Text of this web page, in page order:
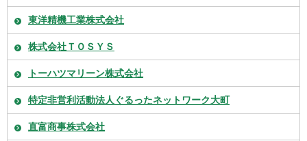
東洋精機工業株式会社
株式会社ＴＯＳＹＳ
トーハツマリーン株式会社
特定非営利活動法人ぐるったネットワーク大町
直富商事株式会社